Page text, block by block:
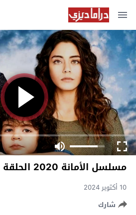
مسلسل الأمانة 2020 الحلقة 176
10 أكتوبر 2024
شارك